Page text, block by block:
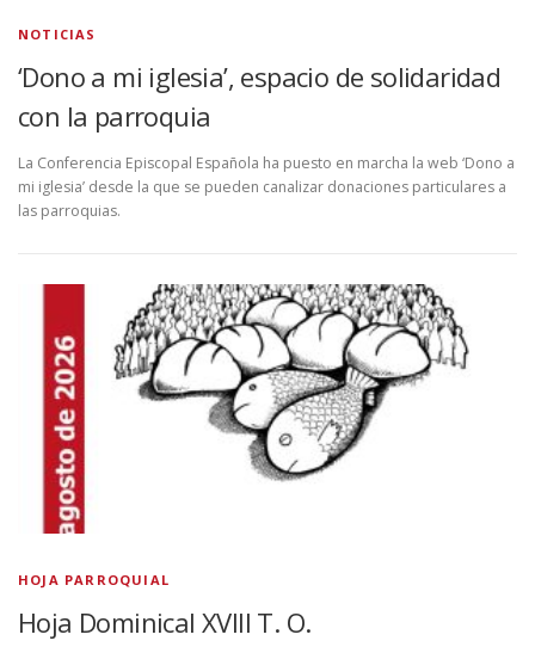
NOTICIAS
‘Dono a mi iglesia’, espacio de solidaridad
con la parroquia
La Conferencia Episcopal Española ha puesto en marcha la web ‘Dono a
mi iglesia’ desde la que se pueden canalizar donaciones particulares a
las parroquias.
HOJA PARROQUIAL
Hoja Dominical XVIII T. O.